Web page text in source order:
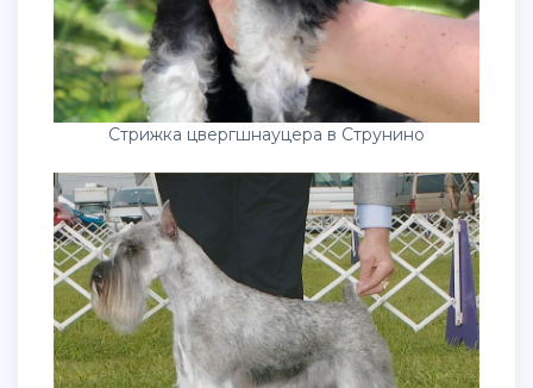
Стрижка цвергшнауцера в Струнино